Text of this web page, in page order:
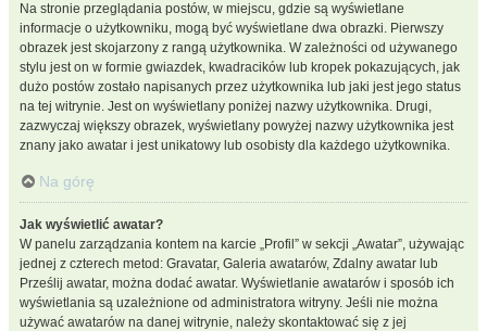
Na stronie przeglądania postów, w miejscu, gdzie są wyświetlane
informacje o użytkowniku, mogą być wyświetlane dwa obrazki. Pierwszy
obrazek jest skojarzony z rangą użytkownika. W zależności od używanego
stylu jest on w formie gwiazdek, kwadracików lub kropek pokazujących, jak
dużo postów zostało napisanych przez użytkownika lub jaki jest jego status
na tej witrynie. Jest on wyświetlany poniżej nazwy użytkownika. Drugi,
zazwyczaj większy obrazek, wyświetlany powyżej nazwy użytkownika jest
znany jako awatar i jest unikatowy lub osobisty dla każdego użytkownika.
Na górę
Jak wyświetlić awatar?
W panelu zarządzania kontem na karcie „Profil” w sekcji „Awatar”, używając
jednej z czterech metod: Gravatar, Galeria awatarów, Zdalny awatar lub
Prześlij awatar, można dodać awatar. Wyświetlanie awatarów i sposób ich
wyświetlania są uzależnione od administratora witryny. Jeśli nie można
używać awatarów na danej witrynie, należy skontaktować się z jej